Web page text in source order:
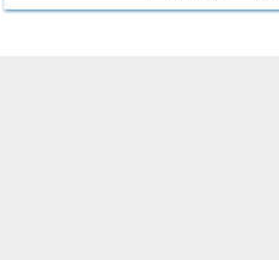
案，（第